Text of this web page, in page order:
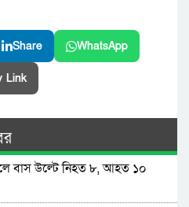
Share WhatsApp
Link
বাস উল্টে নিহত ৮, আহত ১০